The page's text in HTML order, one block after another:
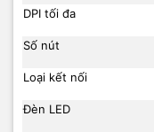
DPI tối đa
Số nút
Loại kết nối
Đèn LED